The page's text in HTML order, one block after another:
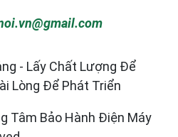
- Lấy Chất Lượng Để
Lòng Để Phát Triển
Tâm Bảo Hành Điện Máy